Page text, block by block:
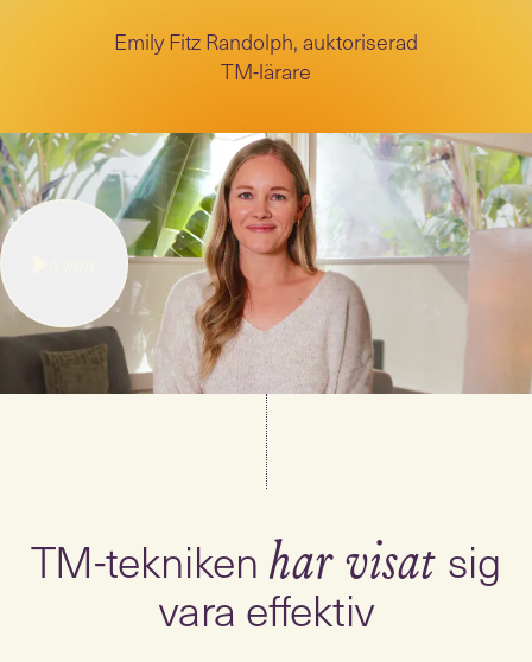
Emily Fitz Randolph, auktoriserad
TM-lärare
TM-teknikenhar visat sig
vara effektiv